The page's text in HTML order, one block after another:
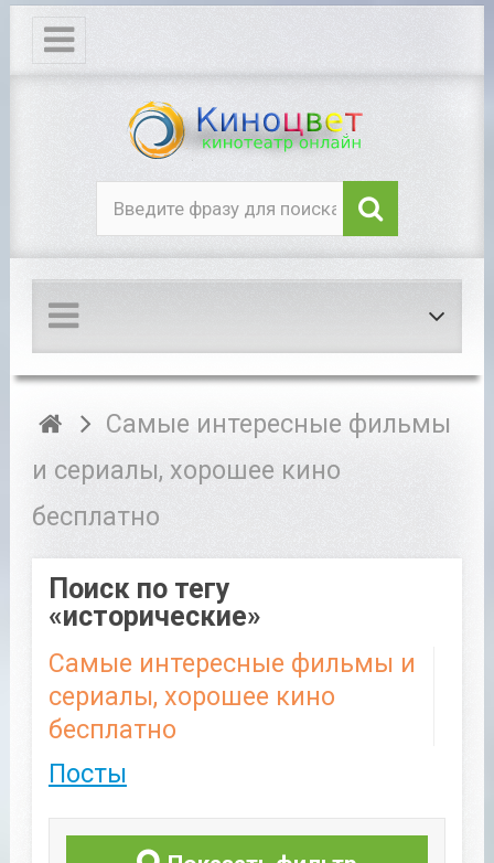
Самые интересные фильмы
и сериалы, хорошее кино
бесплатно
Поиск по тегу
«исторические»
Самые интересные фильмы и
сериалы, хорошее кино
бесплатно
Посты